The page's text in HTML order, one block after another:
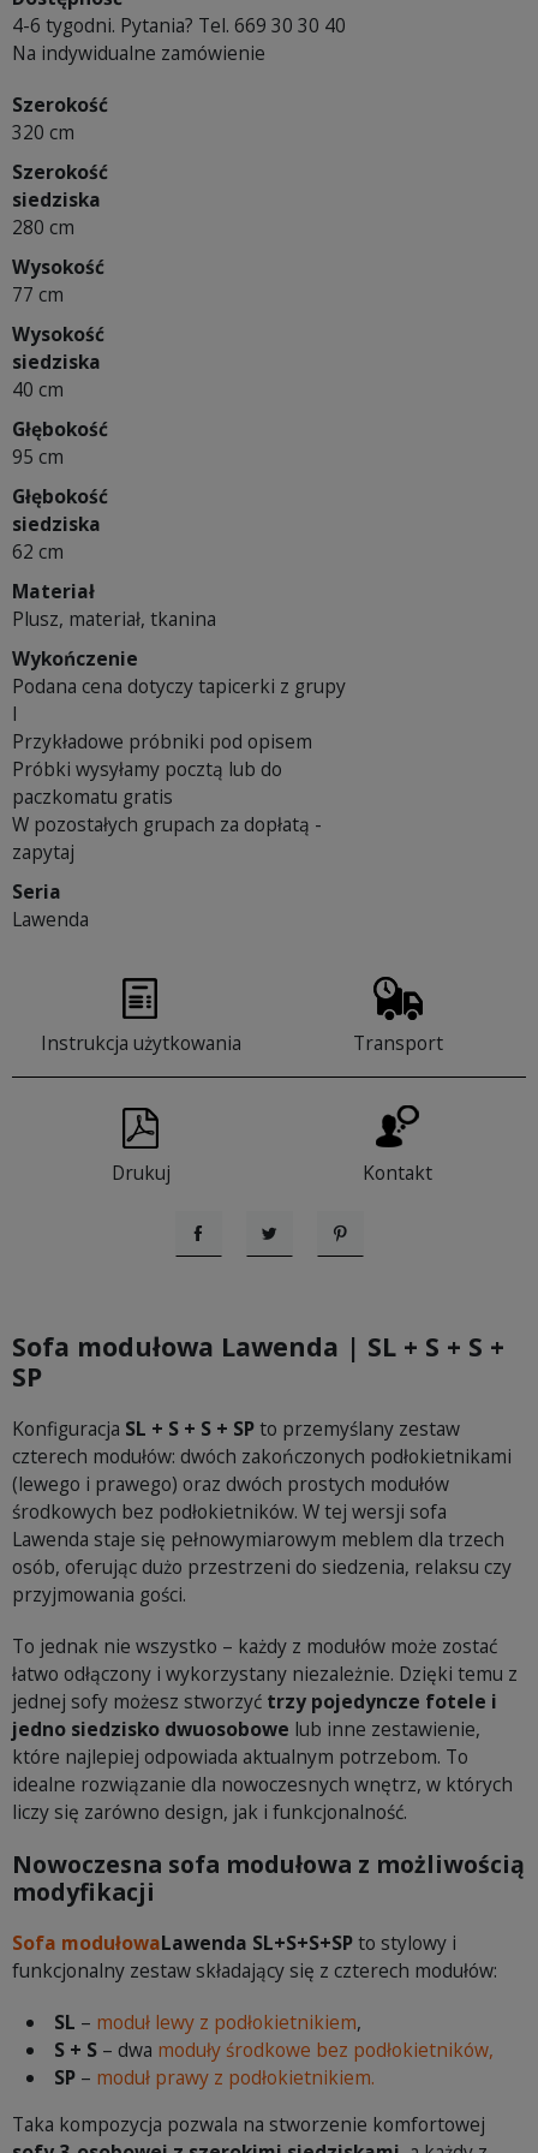
4-6 tygodni. Pytania? Tel. 669 30 30 40
Na indywidualne zamówienie
Szerokość
320 cm
Szerokość
siedziska
280 cm
Wysokość
77 cm
Wysokość
siedziska
40 cm
Głębokość
95 cm
Głębokość
siedziska
62 cm
Materiał
Plusz, materiał, tkanina
Wykończenie
Podana cena dotyczy tapicerki z grupy
I
Przykładowe próbniki pod opisem
Próbki wysyłamy pocztą lub do
paczkomatu gratis
W pozostałych grupach za dopłatą -
zapytaj
Seria
Lawenda
Instrukcja użytkowania Transport
Drukuj Kontakt
UdostępnijTweetujPinterest
Sofa modułowa Lawenda | SL + S + S +
SP
Konfiguracja SL + S + S + SPto przemyślany zestaw
czterech modułów: dwóch zakończonych podłokietnikami
(lewego i prawego) oraz dwóch prostych modułów
środkowych bez podłokietników. W tej wersji sofa
Lawenda staje się pełnowymiarowym meblem dla trzech
osób, oferując dużo przestrzeni do siedzenia, relaksu czy
przyjmowania gości.
To jednak nie wszystko – każdy z modułów może zostać
łatwo odłączony i wykorzystany niezależnie. Dzięki temu z
jednej sofy możesz stworzyć trzy pojedyncze fotele i
jedno siedzisko dwuosobowe lub inne zestawienie,
które najlepiej odpowiada aktualnym potrzebom. To
idealne rozwiązanie dla nowoczesnych wnętrz, w których
liczy się zarówno design, jak i funkcjonalność.
Nowoczesna sofa modułowa z możliwością
modyfikacji
Sofa modułowaLawenda SL+S+S+SPto stylowy i
funkcjonalny zestaw składający się z czterech modułów:
SL – moduł lewy z podłokietnikiem,
S + S– dwa moduły środkowe bez podłokietników,
SP– moduł prawy z podłokietnikiem.
Taka kompozycja pozwala na stworzenie komfortowej